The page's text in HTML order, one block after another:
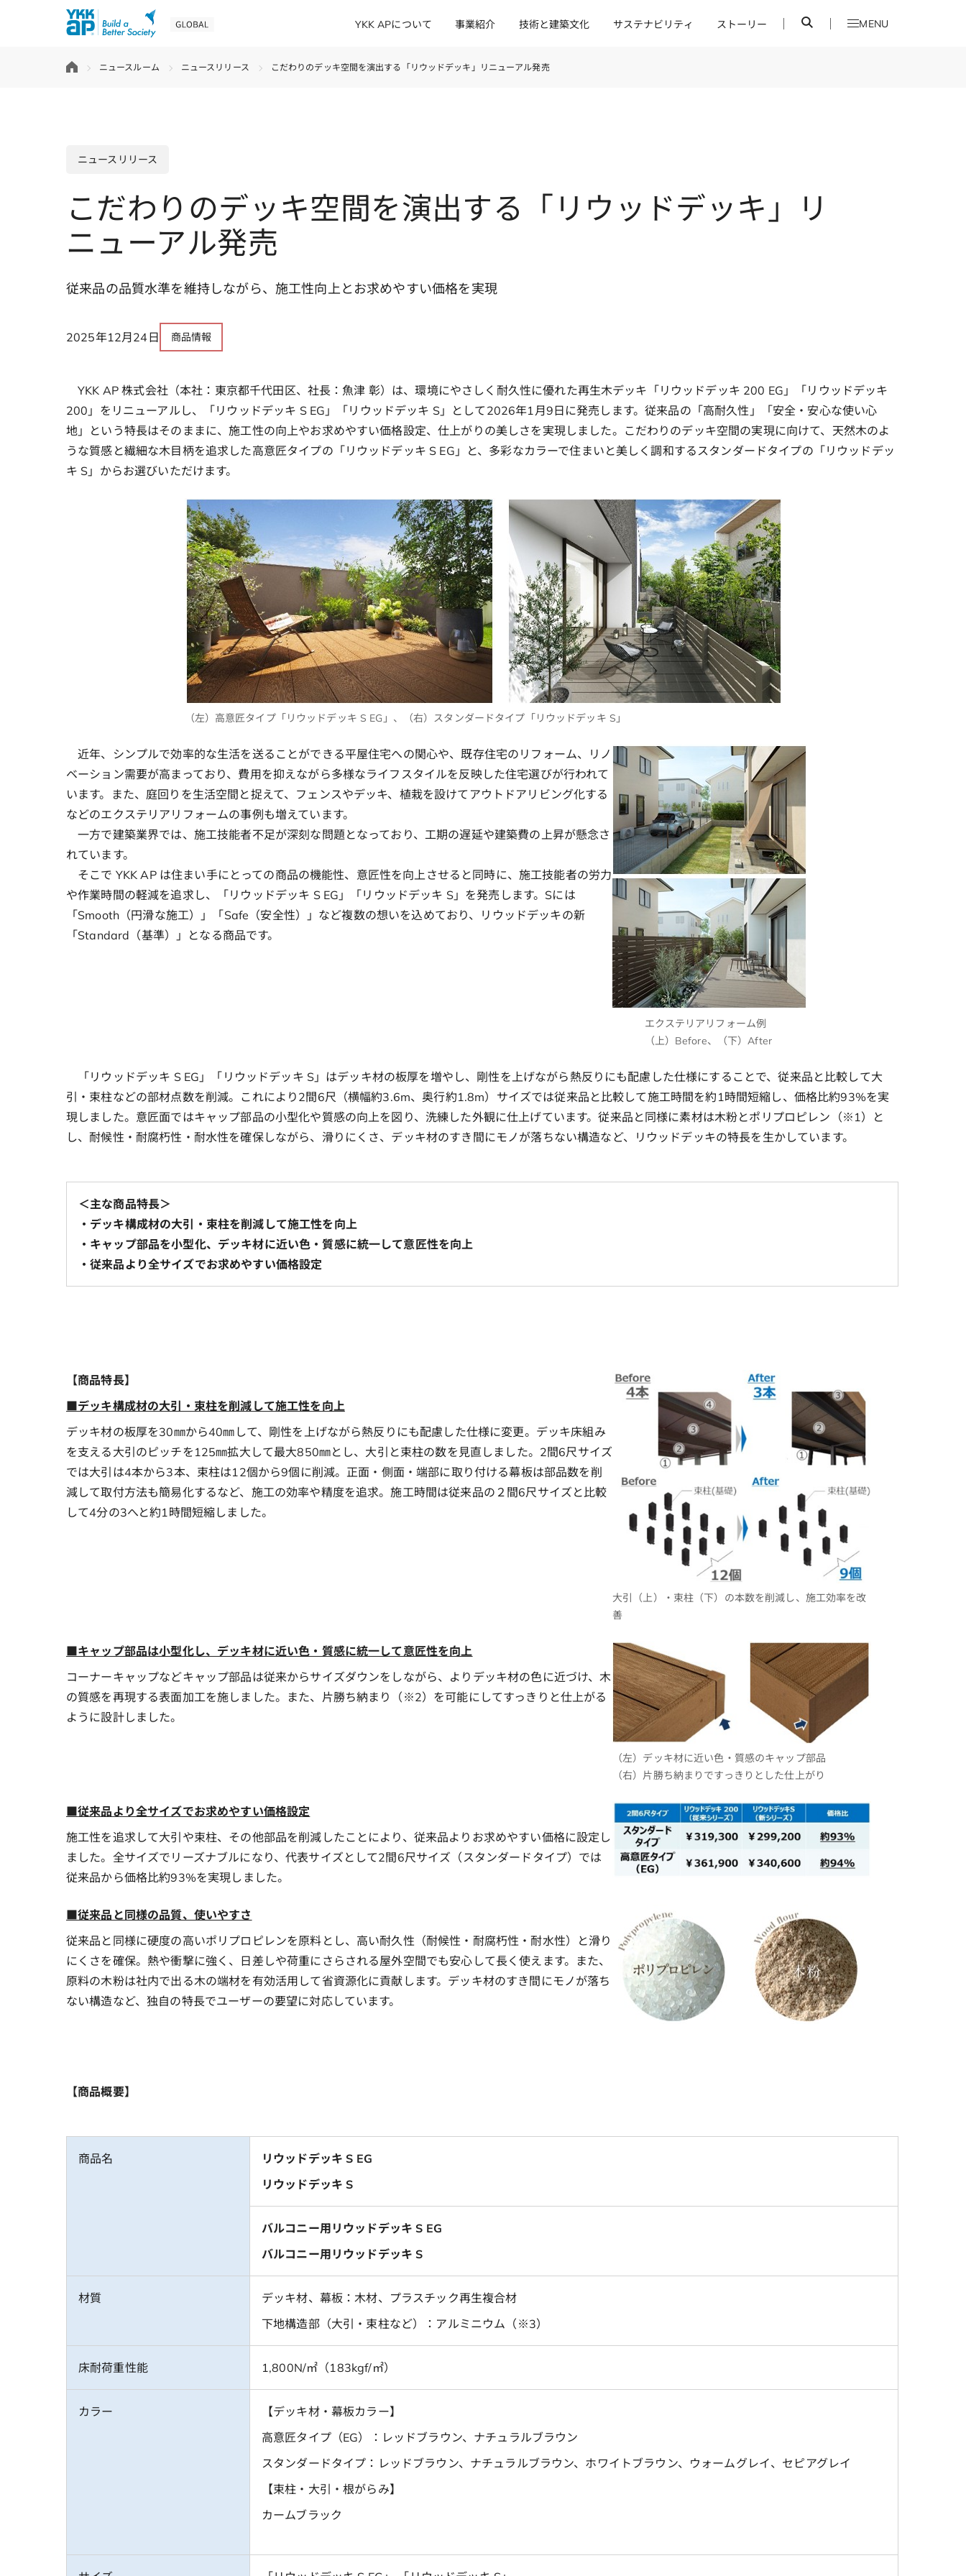
YKK APについて 事業紹介 技術と建築文化 サステナビリティ ストーリー
検
MENU
ニュースルーム ニュースリリース こだわりのデッキ空間を演出する「リウッドデッキ」リニューアル発売
ニュースリリース
こだわりのデッキ空間を演出する「リウッドデッキ」リ
ニューアル発売
従来品の品質水準を維持しながら、施工性向上とお求めやすい価格を実現
2025年12月24日 商品情報
YKK AP 株式会社（本社：東京都千代田区、社長：魚津 彰）は、環境にやさしく耐久性に優れた再生木デッキ「リウッドデッキ 200 EG」「リウッドデッキ
200」をリニューアルし、「リウッドデッキ S EG」「リウッドデッキ S」として2026年1月9日に発売します。従来品の「高耐久性」「安全・安心な使い心
地」という特長はそのままに、施工性の向上やお求めやすい価格設定、仕上がりの美しさを実現しました。こだわりのデッキ空間の実現に向けて、天然木のよ
うな質感と繊細な木目柄を追求した高意匠タイプの「リウッドデッキ S EG」と、多彩なカラーで住まいと美しく調和するスタンダードタイプの「リウッドデッ
キ S」からお選びいただけます。
（左）高意匠タイプ「リウッドデッキ S EG」、（右）スタンダードタイプ「リウッドデッキ S」
近年、シンプルで効率的な生活を送ることができる平屋住宅への関心や、既存住宅のリフォーム、リノ
ベーション需要が高まっており、費用を抑えながら多様なライフスタイルを反映した住宅選びが行われて
います。また、庭回りを生活空間と捉えて、フェンスやデッキ、植栽を設けてアウトドアリビング化する
などのエクステリアリフォームの事例も増えています。
一方で建築業界では、施工技能者不足が深刻な問題となっており、工期の遅延や建築費の上昇が懸念さ
れています。
そこで YKK AP は住まい手にとっての商品の機能性、意匠性を向上させると同時に、施工技能者の労力
や作業時間の軽減を追求し、「リウッドデッキ S EG」「リウッドデッキ S」を発売します。Sには
「Smooth（円滑な施工）」「Safe（安全性）」など複数の想いを込めており、リウッドデッキの新
「Standard（基準）」となる商品です。
エクステリアリフォーム例
（上）Before、（下）After
「リウッドデッキ S EG」「リウッドデッキ S」はデッキ材の板厚を増やし、剛性を上げながら熱反りにも配慮した仕様にすることで、従来品と比較して大
引・束柱などの部材点数を削減。これにより2間6尺（横幅約3.6m、奥行約1.8m）サイズでは従来品と比較して施工時間を約1時間短縮し、価格比約93%を実
現しました。意匠面ではキャップ部品の小型化や質感の向上を図り、洗練した外観に仕上げています。従来品と同様に素材は木粉とポリプロピレン（※1）と
し、耐候性・耐腐朽性・耐水性を確保しながら、滑りにくさ、デッキ材のすき間にモノが落ちない構造など、リウッドデッキの特長を生かしています。
＜主な商品特長＞
・デッキ構成材の大引・束柱を削減して施工性を向上
・キャップ部品を小型化、デッキ材に近い色・質感に統一して意匠性を向上
・従来品より全サイズでお求めやすい価格設定
【商品特長】
■デッキ構成材の大引・束柱を削減して施工性を向上
デッキ材の板厚を30㎜から40㎜して、剛性を上げながら熱反りにも配慮した仕様に変更。デッキ床組み
を支える大引のピッチを125㎜拡大して最大850㎜とし、大引と束柱の数を見直しました。2間6尺サイズ
では大引は4本から3本、束柱は12個から9個に削減。正面・側面・端部に取り付ける幕板は部品数を削
減して取付方法も簡易化するなど、施工の効率や精度を追求。施工時間は従来品の２間6尺サイズと比較
して4分の3へと約1時間短縮しました。
大引（上）・束柱（下）の本数を削減し、施工効率を改
善
■キャップ部品は小型化し、デッキ材に近い色・質感に統一して意匠性を向上
コーナーキャップなどキャップ部品は従来からサイズダウンをしながら、よりデッキ材の色に近づけ、木
の質感を再現する表面加工を施しました。また、片勝ち納まり（※2）を可能にしてすっきりと仕上がる
ように設計しました。
（左）デッキ材に近い色・質感のキャップ部品
（右）片勝ち納まりですっきりとした仕上がり
■従来品より全サイズでお求めやすい価格設定
施工性を追求して大引や束柱、その他部品を削減したことにより、従来品よりお求めやすい価格に設定し
ました。全サイズでリーズナブルになり、代表サイズとして2間6尺サイズ（スタンダードタイプ）では
従来品から価格比約93%を実現しました。
■従来品と同様の品質、使いやすさ
従来品と同様に硬度の高いポリプロピレンを原料とし、高い耐久性（耐候性・耐腐朽性・耐水性）と滑り
にくさを確保。熱や衝撃に強く、日差しや荷重にさらされる屋外空間でも安心して長く使えます。また、
原料の木粉は社内で出る木の端材を有効活用して省資源化に貢献します。デッキ材のすき間にモノが落ち
ない構造など、独自の特長でユーザーの要望に対応しています。
【商品概要】
商品名
リウッドデッキ S EG
リウッドデッキ S
バルコニー用リウッドデッキ S EG
バルコニー用リウッドデッキ S
材質
デッキ材、幕板：木材、プラスチック再生複合材
下地構造部（大引・束柱など）：アルミニウム（※3）
床耐荷重性能 1,800N/㎡（183kgf/㎡）
カラー
【デッキ材・幕板カラー】
高意匠タイプ（EG）：レッドブラウン、ナチュラルブラウン
スタンダードタイプ：レッドブラウン、ナチュラルブラウン、ホワイトブラウン、ウォームグレイ、セピアグレイ
【束柱・大引・根がらみ】
カームブラック